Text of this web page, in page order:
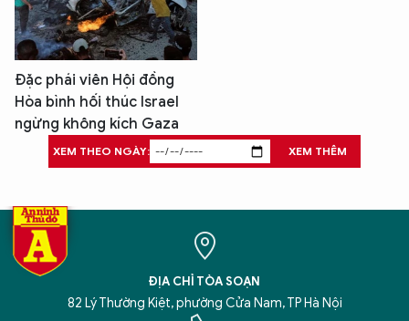
Đặc phái viên Hội đồng
Hòa bình hối thúc Israel
ngừng không kích Gaza
XEM THEO NGÀY: XEM THÊM
ĐỊA CHỈ TÒA SOẠN
82 Lý Thường Kiệt, phường Cửa Nam, TP Hà Nội